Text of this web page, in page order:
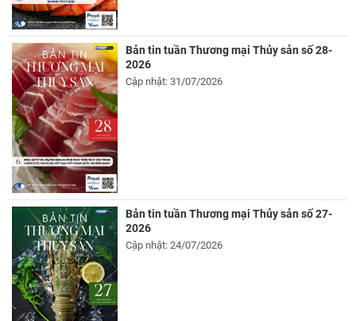
Bản tin tuần Thương mại Thủy sản số 28-
2026
Cập nhật: 31/07/2026
Bản tin tuần Thương mại Thủy sản số 27-
2026
Cập nhật: 24/07/2026